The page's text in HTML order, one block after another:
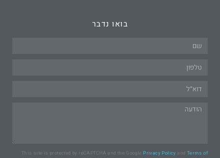
בואו נדבר
This site is protected by reCAPTCHA and the Google Privacy Policy and Terms of